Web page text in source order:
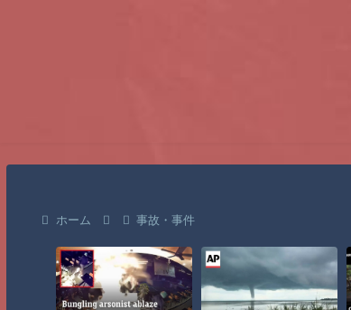
ホーム 事故・事件